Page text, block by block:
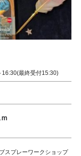
最終受付15:30)
スプレーワークショップ